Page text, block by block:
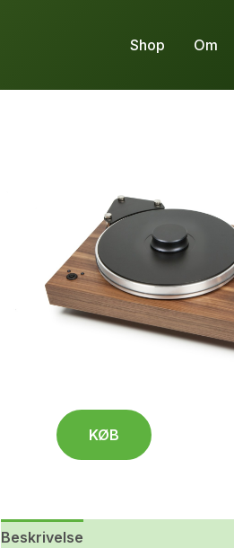
Shop Om
KØB
Beskrivelse